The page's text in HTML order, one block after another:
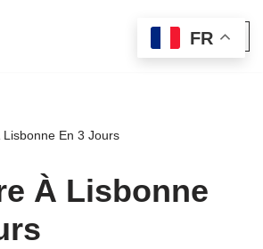
En 3 Jours
À Lisbonne
FR